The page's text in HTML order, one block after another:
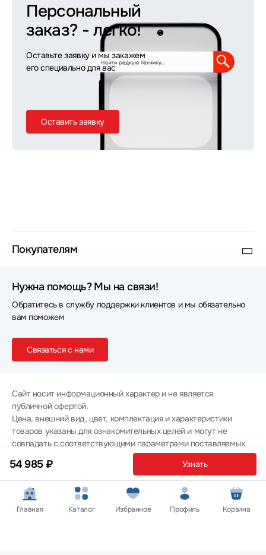
54 985 ₽ Узнать
Персональный
заказ? - легко!
Оставьте заявку и мы закажем
его специально для вас
Оставить заявку
Покупателям
Нужна помощь? Мы на связи!
Обратитесь в службу поддержки клиентов и мы обязательно
вам поможем
Связаться с нами
Сайт носит информационный характер и не является
публичной офертой.
Цена, внешний вид, цвет, комплектация и характеристики
товаров указаны для ознакомительных целей и могут не
совпадать с соответствующими параметрами поставляемых
товаров - уточняйте информацию у менеджера при
оформлении заказа.
Политика конфиденциальности
© 2012 — 2026 ООО «Эпл Тэк»
Главная Каталог Избранное Профиль Корзина